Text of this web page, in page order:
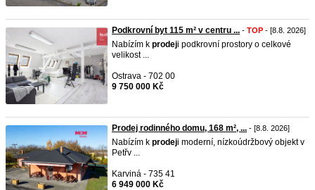
Podkrovní byt 115 m² v centru ... - TOP - [8.8. 2026]
Nabízím k prodeji podkrovní prostory o celkové
velikost ...
Ostrava - 702 00
9 750 000 Kč
Prodej rodinného domu, 168 m², ... - [8.8. 2026]
Nabízím k prodeji moderní, nízkoúdržbový objekt v
Petřv ...
Karviná - 735 41
6 949 000 Kč